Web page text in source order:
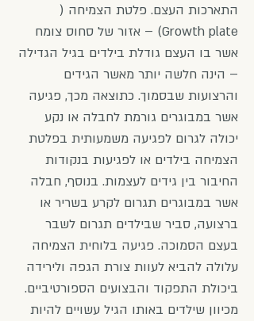
התארכות העצם. פלטת הצמיחה (
Growth plate) – אזור של סחוס צומח
אשר בו העצם גודלת בילדים בגיל הגדילה
– הינה חלשה יותר מאשר הגידים
והרצועות שבסמוך. כתוצאה מכך, פגיעה
אשר במבוגרים גורמת לחבלה או נקע
יכולה לגרום לפגיעה משמעותית בפלטת
הצמיחה בילדים או לפגיעות בנקודות
החיבור בין גידים לעצמות. בנוסף, חבלה
אשר במבוגרים תגרום לקרע בשריר או
ברצועה, סביר שבילדים תגרום לשבר
בעצם הסמוכה. פגיעה בלוחית הצמיחה
עלולה להביא לעוות צורת הגפה ולירידה
ביכולת התפקוד והבצועים הספורטיביים.
מכיוון שילדים באותו הגיל עשויים להיות